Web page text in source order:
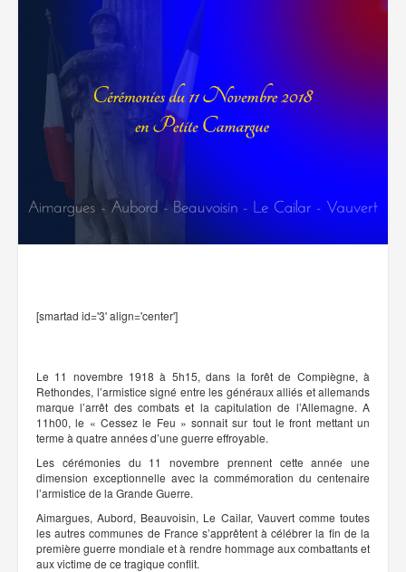
[smartad id='3' align='center']
Le 11 novembre 1918 à 5h15, dans la forêt de Compiègne, à
Rethondes, l’armistice signé entre les généraux alliés et allemands
marque l’arrêt des combats et la capitulation de l’Allemagne. A
11h00, le « Cessez le Feu » sonnait sur tout le front mettant un
terme à quatre années d’une guerre effroyable.
Les cérémonies du 11 novembre prennent cette année une
dimension exceptionnelle avec la commémoration du centenaire
l’armistice de la Grande Guerre.
Aimargues, Aubord, Beauvoisin, Le Cailar, Vauvert comme toutes
les autres communes de France s’apprêtent à célébrer la fin de la
première guerre mondiale et à rendre hommage aux combattants et
aux victime de ce tragique conflit.